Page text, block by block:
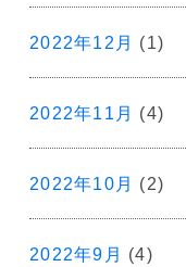
2022年12月 (1)
2022年11月 (4)
2022年10月 (2)
2022年9月 (4)